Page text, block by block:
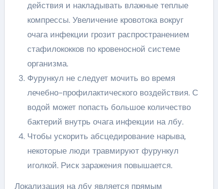
действия и накладывать влажные теплые
компрессы. Увеличение кровотока вокруг
очага инфекции грозит распространением
стафилококков по кровеносной системе
организма.
Фурункул не следует мочить во время
лечебно-профилактического воздействия. С
водой может попасть большое количество
бактерий внутрь очага инфекции на лбу.
Чтобы ускорить абсцедирование нарыва,
некоторые люди травмируют фурункул
иголкой. Риск заражения повышается.
Локализация на лбу является прямым